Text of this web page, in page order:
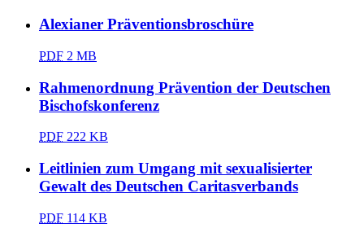
Alexianer Präventionsbroschüre
PDF 2 MB
Rahmenordnung Prävention der Deutschen
Bischofskonferenz
PDF 222 KB
Leitlinien zum Umgang mit sexualisierter
Gewalt des Deutschen Caritasverbands
PDF 114 KB